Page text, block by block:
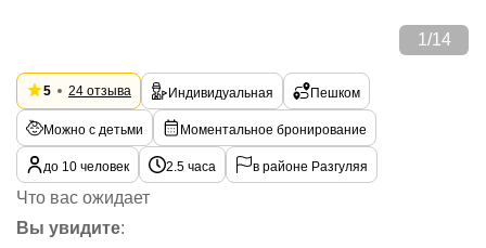
1 /14
5 24 отзыва Индивидуальная Пешком
Можно с детьми Моментальное бронирование
до 10 человек 2.5 часа в районе Разгуляя
Что вас ожидает
Вы увидите: